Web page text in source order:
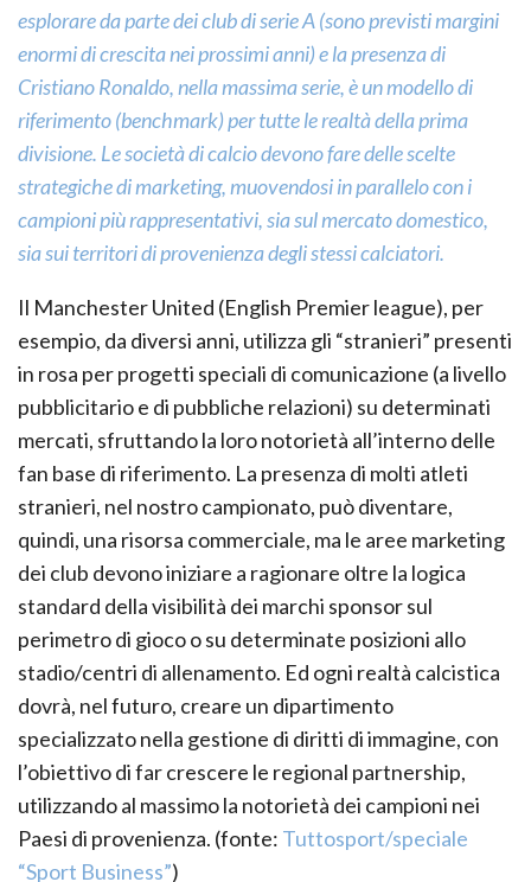
esplorare da parte dei club di serie A (sono previsti margini
enormi di crescita nei prossimi anni) e la presenza di
Cristiano Ronaldo, nella massima serie, è un modello di
riferimento (benchmark) per tutte le realtà della prima
divisione. Le società di calcio devono fare delle scelte
strategiche di marketing, muovendosi in parallelo con i
campioni più rappresentativi, sia sul mercato domestico,
sia sui territori di provenienza degli stessi calciatori.
Il Manchester United (English Premier league), per
esempio, da diversi anni, utilizza gli “stranieri” presenti
in rosa per progetti speciali di comunicazione (a livello
pubblicitario e di pubbliche relazioni) su determinati
mercati, sfruttando la loro notorietà all’interno delle
fan base di riferimento. La presenza di molti atleti
stranieri, nel nostro campionato, può diventare,
quindi, una risorsa commerciale, ma le aree marketing
dei club devono iniziare a ragionare oltre la logica
standard della visibilità dei marchi sponsor sul
perimetro di gioco o su determinate posizioni allo
stadio/centri di allenamento. Ed ogni realtà calcistica
dovrà, nel futuro, creare un dipartimento
specializzato nella gestione di diritti di immagine, con
l’obiettivo di far crescere le regional partnership,
utilizzando al massimo la notorietà dei campioni nei
Paesi di provenienza. (fonte: Tuttosport/speciale
“Sport Business”)